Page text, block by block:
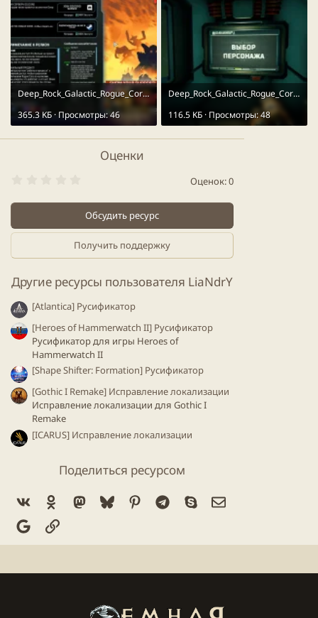
Deep_Rock_Galactic_Rogue_Core_01.webp
365.3 KБ · Просмотры: 46
Deep_Rock_Galactic_Rogue_Core_02.webp
116.5 KБ · Просмотры: 48
Оценки
з
в
з
д
Оценок: 0
Обсудить ресурс
Получить поддержку
Другие ресурсы пользователя LiaNdrY
[Atlantica] Русификатор
[Heroes of Hammerwatch II] Русификатор
Русификатор для игры Heroes of
Hammerwatch II
[Shape Shifter: Formation] Русификатор
[Gothic I Remake] Исправление локализации
Исправление локализации для Gothiс I
Remake
[ICARUS] Исправление локализации
Поделиться ресурсом
Ok Mastodon
BlueskyPinterestTelegram
SkypeЭлектронная
GoogleСсылка